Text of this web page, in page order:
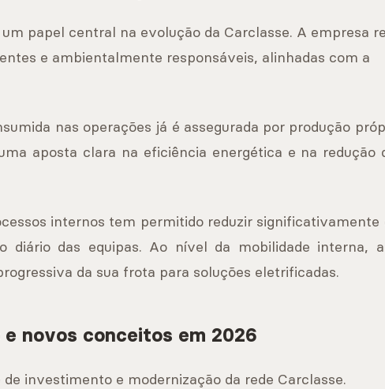
papel central na evolução da Carclasse. A empresa
e ambientalmente responsáveis, alinhadas com a
nas operações já é assegurada por produção
aposta clara na eficiência energética e na redução
internos tem permitido reduzir significativamente
diário das equipas. Ao nível da mobilidade interna,
da sua frota para soluções eletrificadas.
novos conceitos em 2026
investimento e modernização da rede Carclasse.